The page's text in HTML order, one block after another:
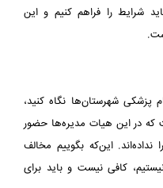
شرایط را فراهم کنیم و این
پزشکی شهرستان‌ها نگاه کنید،
افراد بیش از ۲۰ سال است که در این هیات مدیره‌ها حضور
نداده‌اند. این‌که بگوییم مخالف
کافی نیست و باید برای